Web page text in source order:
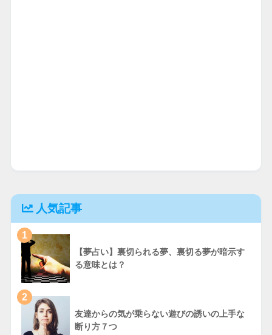
人気記事
1
【夢占い】裏切られる夢、裏切る夢が暗示す
る意味とは？
2
友達からの気が乗らない遊びの誘いの上手な
断り方７つ